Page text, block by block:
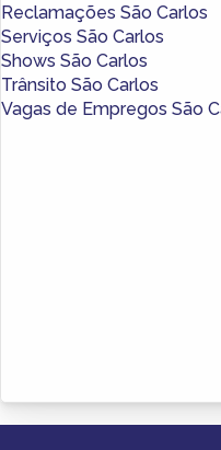
Reclamações São Carlos
Serviços São Carlos
Shows São Carlos
Trânsito São Carlos
Vagas de Empregos São